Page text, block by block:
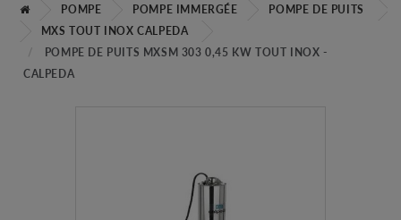
POMPE POMPE IMMERGÉE
POMPE DE PUITS
MXS TOUT INOX CALPEDA
POMPE DE PUITS MXSM 303 0,45 KW TOUT INOX -
CALPEDA